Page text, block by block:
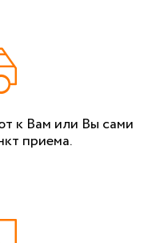
к Вам или Вы сами
приема.